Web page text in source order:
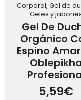
Corporal, Gel de
Geles y
Gel De
Orgánico
Espino
5,59€